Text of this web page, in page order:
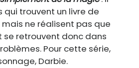
qui trouvent un livre de
ne réalisent pas que
se retrouvent donc dans
Pour cette série,
Darbie.